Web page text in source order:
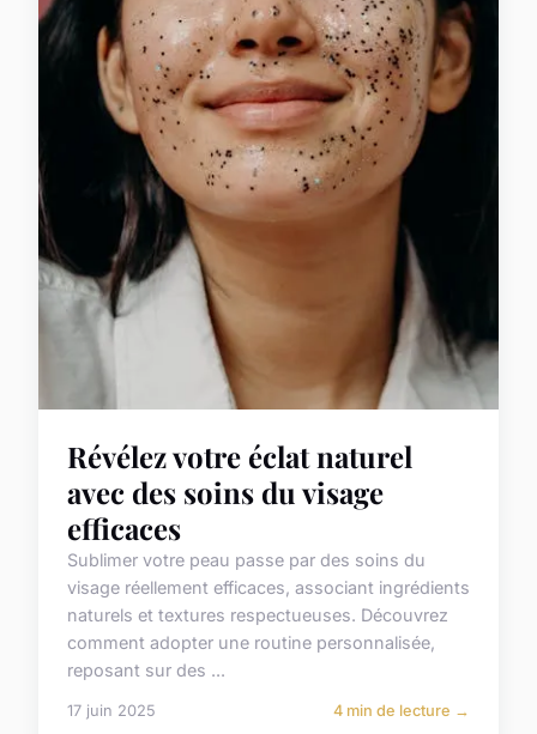
Révélez votre éclat naturel
avec des soins du visage
efficaces
Sublimer votre peau passe par des soins du
visage réellement efficaces, associant ingrédients
naturels et textures respectueuses. Découvrez
comment adopter une routine personnalisée,
reposant sur des ...
17 juin 2025 4 min de lecture →